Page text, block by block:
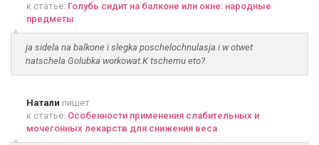
к статье: Голубь сидит на балконе или окне: народные
предметы
ja sidela na balkone i slegka poschelochnulasja i w otwet
natschela Golubka workowat.K tschemu eto?
Натали пишет
к статье: Особенности применения слабительных и
мочегонных лекарств для снижения веса